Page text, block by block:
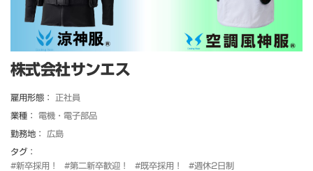
株式会社サンエス
雇用形態： 正社員
業種： 電機・電子部品
勤務地： 広島
タグ：
#新卒採用！
#第二新卒歓迎！ #既卒採用！
#週休2日制